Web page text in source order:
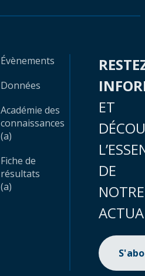
Évènements
Données
Académie des
connaissances
(a)
Fiche de
résultats
(a)
ET
DE
NOTRE